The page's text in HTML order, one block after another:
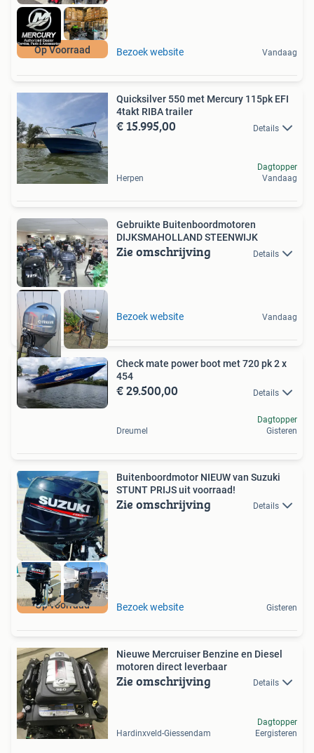
Op Voorraad Bezoek website Vandaag
Quicksilver 550 met Mercury 115pk EFI
4takt RIBA trailer
€ 15.995,00 Details
Herpen
Dagtopper
Vandaag
Gebruikte Buitenboordmotoren
DIJKSMAHOLLAND STEENWIJK
Zie omschrijving Details
Bezoek website Vandaag
Check mate power boot met 720 pk 2 x
454
€ 29.500,00 Details
Dreumel
Dagtopper
Gisteren
Op voorraad
Buitenboordmotor NIEUW van Suzuki
STUNT PRIJS uit voorraad!
Zie omschrijving Details
Bezoek website Gisteren
Nieuwe Mercruiser Benzine en Diesel
motoren direct leverbaar
Zie omschrijving Details
Hardinxveld-Giessendam
Dagtopper
Eergisteren